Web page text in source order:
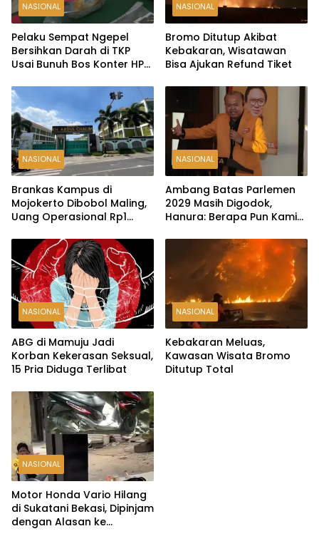
NASIONAL
Pelaku Sempat Ngepel
Bersihkan Darah di TKP
Usai Bunuh Bos Konter HP
NASIONAL
Bromo Ditutup Akibat
Kebakaran, Wisatawan
Bisa Ajukan Refund Tiket
NASIONAL
Brankas Kampus di
Mojokerto Dibobol Maling,
Uang Operasional Rp1
NASIONAL
Ambang Batas Parlemen
2029 Masih Digodok,
Hanura: Berapa Pun Kami
NASIONAL
ABG di Mamuju Jadi
Korban Kekerasan Seksual,
15 Pria Diduga Terlibat
NASIONAL
Kebakaran Meluas,
Kawasan Wisata Bromo
Ditutup Total
NASIONAL
Motor Honda Vario Hilang
di Sukatani Bekasi, Dipinjam
dengan Alasan ke